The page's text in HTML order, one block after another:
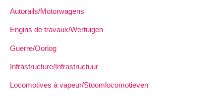
Autorails/Motorwagens
Engins de travaux/Wertuigen
Guerre/Oorlog
Infrastructure/Infrastructuur
Locomotives à vapeur/Stoomlocomotieven